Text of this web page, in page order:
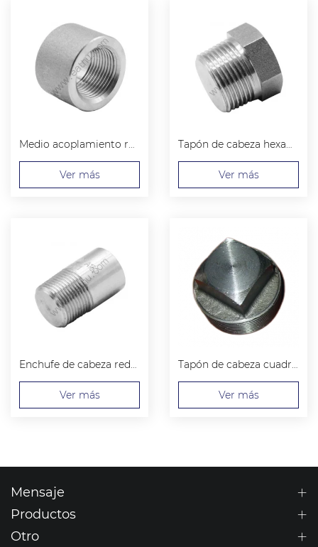
Medio acoplamiento roscado
Ver más
Tapón de cabeza hexagonal
Ver más
Enchufe de cabeza redonda
Ver más
Tapón de cabeza cuadrada
Ver más
Mensaje
Productos
Otro